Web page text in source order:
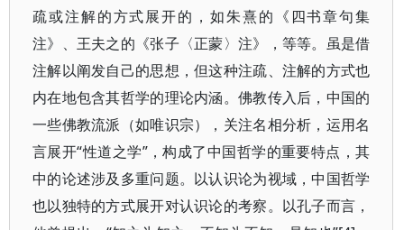
疏或注解的方式展开的，如朱熹的《四书章句集
注》、王夫之的《张子〈正蒙〉注》，等等。虽是借
注解以阐发自己的思想，但这种注疏、注解的方式也
内在地包含其哲学的理论内涵。佛教传入后，中国的
一些佛教流派（如唯识宗），关注名相分析，运用名
言展开“性道之学”，构成了中国哲学的重要特点，其
中的论述涉及多重问题。以认识论为视域，中国哲学
也以独特的方式展开对认识论的考察。以孔子而言，